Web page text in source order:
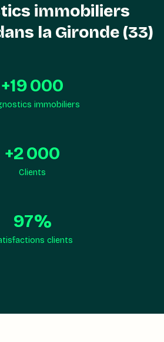
immobiliers
la Gironde (33)
+19 000
immobiliers
+2 000
Clients
97%
clients